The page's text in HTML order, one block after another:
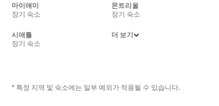
마이애미
장기 숙소
몬트리올
장기 숙소
시애틀
장기 숙소
더 보기
* 특정 지역 및 숙소에는 일부 예외가 적용될 수 있습니다.